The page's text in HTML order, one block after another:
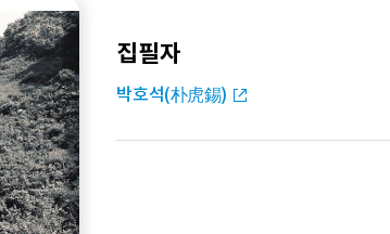
집필자
박호석(朴虎錫)